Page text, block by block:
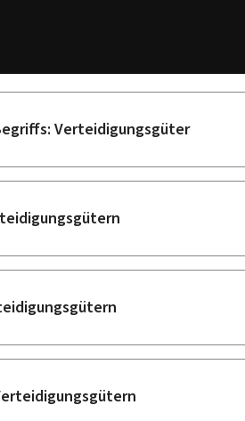
Verteidigungsgüter